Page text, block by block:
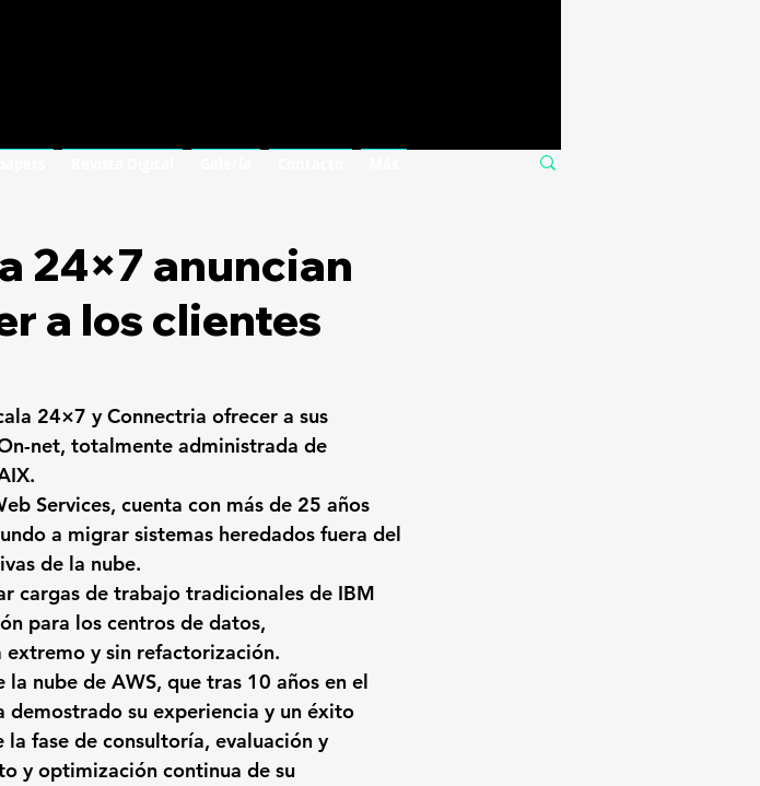
24×7 anuncian
a los clientes
24×7 y Connectria ofrecer a sus
net, totalmente administrada de
Services, cuenta con más de 25 años
a migrar sistemas heredados fuera del
de la nube.
cargas de trabajo tradicionales de IBM
para los centros de datos,
y sin refactorización.
la nube de AWS, que tras 10 años en el
su experiencia y un éxito
la fase de consultoría, evaluación y
y optimización continua de su